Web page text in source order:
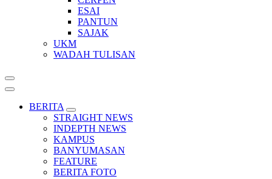
ESAI
PANTUN
SAJAK
UKM
WADAH TULISAN
BERITA
STRAIGHT NEWS
INDEPTH NEWS
KAMPUS
BANYUMASAN
FEATURE
BERITA FOTO